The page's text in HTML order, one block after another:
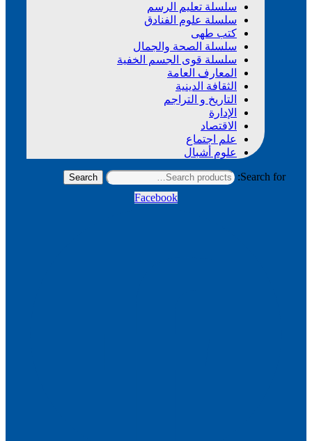
سلسلة تعليم الرسم
سلسلة علوم الفنادق
كتب طهى
سلسلة الصحة والجمال
سلسلة قوى الجسم الخفية
المعارف العامة
الثقافة الدينية
التاريخ و التراجم
الإدارة
الاقتصاد
علم اجتماع
علوم أشبال
Search for:
Search
Facebook